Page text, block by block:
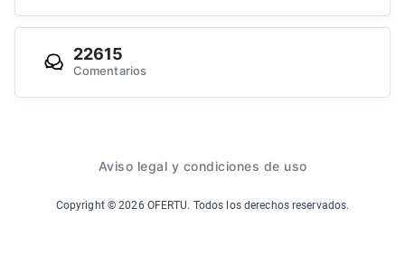
22615
Comentarios
Aviso legal y condiciones de uso
Copyright ©2026 OFERTU. Todos los derechos reservados.